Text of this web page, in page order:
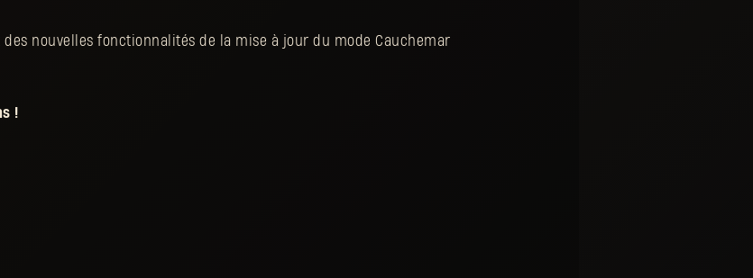
nouvelles fonctionnalités de la mise à jour du mode Cauchemar
!